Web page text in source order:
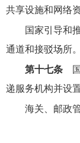
共享设施和网络资
国家引导和
通道和接驳场所。
第十七条国
递服务机构并设
海关、邮政